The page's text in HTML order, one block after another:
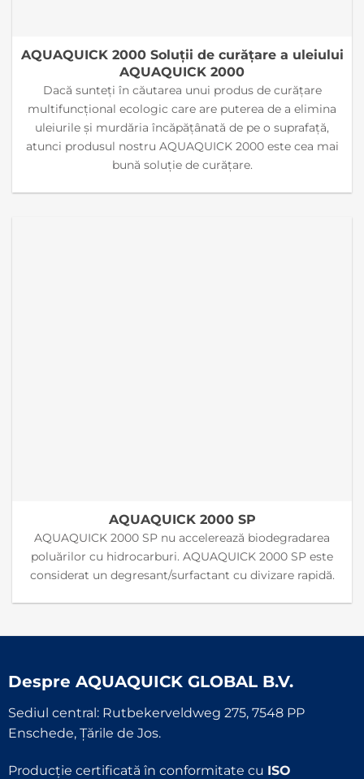
AQUAQUICK 2000 Soluții de curățare a uleiului
AQUAQUICK 2000
Dacă sunteți în căutarea unui produs de curățare
multifuncțional ecologic care are puterea de a elimina
uleiurile și murdăria încăpățânată de pe o suprafață,
atunci produsul nostru AQUAQUICK 2000 este cea mai
bună soluție de curățare.
AQUAQUICK 2000 SP
AQUAQUICK 2000 SP nu accelerează biodegradarea
poluărilor cu hidrocarburi. AQUAQUICK 2000 SP este
considerat un degresant/surfactant cu divizare rapidă.
Despre AQUAQUICK GLOBAL B.V.
Sediul central: Rutbekerveldweg 275, 7548 PP
Enschede, Țările de Jos.
Producție certificată în conformitate cu ISO